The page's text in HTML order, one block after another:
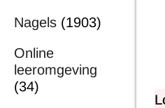
Nagels (1903)
Online
leeromgeving
(34)